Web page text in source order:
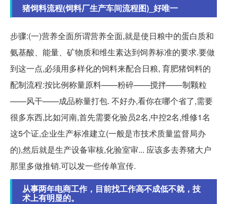
猪饲料流程(饲料厂生产车间流程图)_好唯一
步骤:(一)营养全面所谓营养全面,就是使日粮中的蛋白质和
氨基酸、能量、矿物质和维生素达到饲养标准的要求.要做
到这一点,必须用多样化的饲料来配合日粮, 育肥猪饲料的
配制流程:按比例称量原料——粉碎——搅拌——制颗粒
——风干——成品称量打包. 不好办,看你在哪个省了,需要
很多东西,比如河南,首先需要化验员2名,中控2名,维修1名
这5个证,企业生产标准建立(一般是市技术质量监督局办
的),然后就是生产设备审核,化验室审... 应该多去养猪大户
那里多做推销.可以发一些传单宣传.
从事两年电商工作，目前找工作高不成低不就，技
术上有明显的。